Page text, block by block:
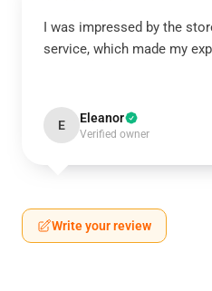
I was impressed by the
service, which made my
E Eleanor
Verified owner
Write your review